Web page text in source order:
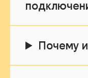
Почему